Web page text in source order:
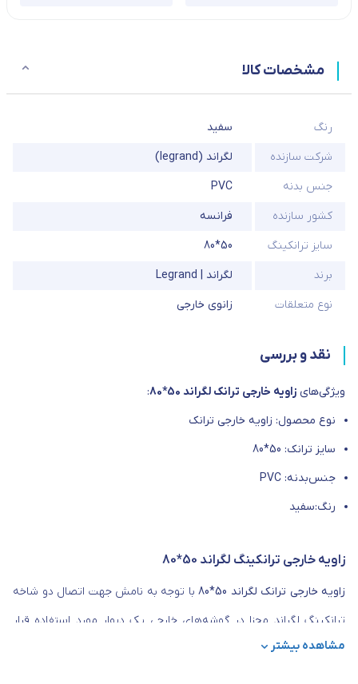
مشخصات کالا
رنگ
سفید
شرکت سازنده
لگراند (legrand)
جنس بدنه
PVC
کشور سازنده
فرانسه
سایز ترانکینگ
50*80
برند
لگراند | Legrand
نوع متعلقات
زانوی خارجی
نقد و بررسی
ویژگی‌های زاویه خارجی ترانک لگراند 50*80
:
نوع محصول: زاویه خارجی ترانک
سایز ترانک: 50*80
جنس‌بدنه: PVC
رنگ‌:سفید
زاویه خارجی ترانکینگ لگراند 50*80
زاویه خارجی ترانک لگراند 50*80
با توجه به نامش جهت اتصال دو شاخه
ترانکینگ لگراند مجزا در گوشه‌های خارجی یک دیوار مورد استفاده قرار
می‌گیرد و می‌تواند جهت ایجاد مسیری یکپارچه برای عبور سیم‌ ها و
مشاهده بیشتر